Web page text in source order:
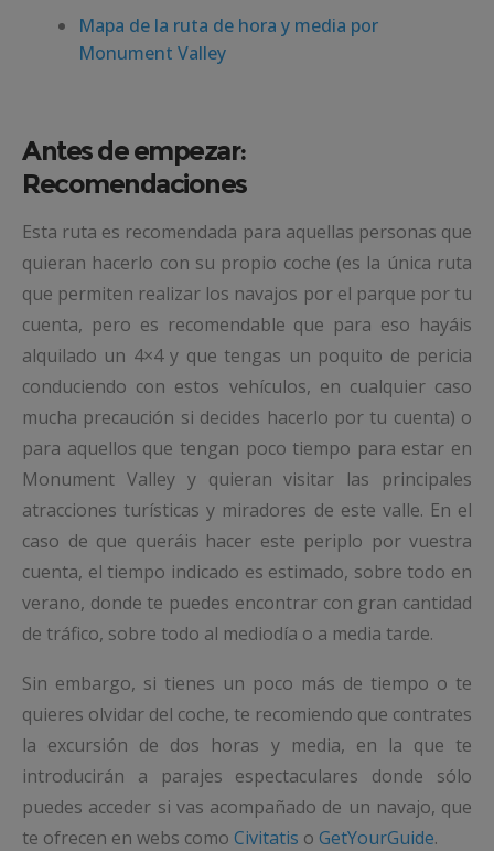
Mapa de la ruta de hora y media por
Monument Valley
Antes de empezar:
Recomendaciones
Esta ruta es recomendada para aquellas personas que
quieran hacerlo con su propio coche (es la única ruta
que permiten realizar los navajos por el parque por tu
cuenta, pero es recomendable que para eso hayáis
alquilado un 4×4 y que tengas un poquito de pericia
conduciendo con estos vehículos, en cualquier caso
mucha precaución si decides hacerlo por tu cuenta) o
para aquellos que tengan poco tiempo para estar en
Monument Valley y quieran visitar las principales
atracciones turísticas y miradores de este valle. En el
caso de que queráis hacer este periplo por vuestra
cuenta, el tiempo indicado es estimado, sobre todo en
verano, donde te puedes encontrar con gran cantidad
de tráfico, sobre todo al mediodía o a media tarde.
Sin embargo, si tienes un poco más de tiempo o te
quieres olvidar del coche, te recomiendo que contrates
la excursión de dos horas y media, en la que te
introducirán a parajes espectaculares donde sólo
puedes acceder si vas acompañado de un navajo, que
te ofrecen en webs como Civitatis o GetYourGuide.